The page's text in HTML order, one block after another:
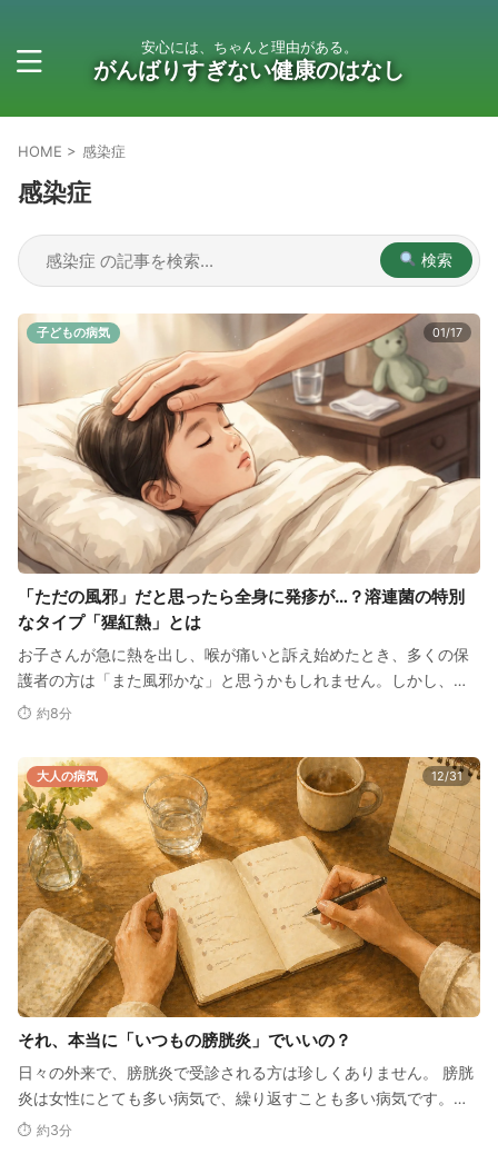
安心には、ちゃんと理由がある。
がんばりすぎない健康のはなし
HOME > 感染症
感染症
検索
子どもの病気 01/17
「ただの風邪」だと思ったら全身に発疹が…？溶連菌の特別
なタイプ「猩紅熱」とは
お子さんが急に熱を出し、喉が痛いと訴え始めたとき、多くの保
護者の方は「また風邪かな」と思うかもしれません。しかし、そ
の翌日、体に奇妙な発疹が…
⏱ 約8分
大人の病気 12/31
それ、本当に「いつもの膀胱炎」でいいの？
日々の外来で、膀胱炎で受診される方は珍しくありません。 膀胱
炎は女性にとても多い病気で、繰り返すことも多い病気です。で
すから、たいていの方は…
⏱ 約3分